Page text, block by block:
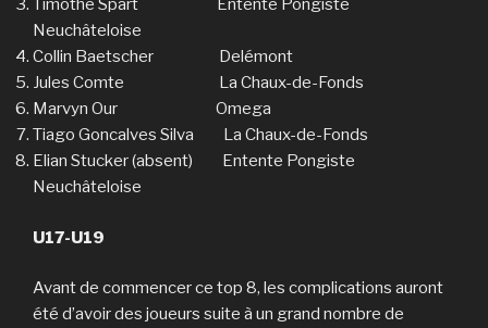
Timothé Spart Entente Pongiste
Neuchâteloise
Collin Baetscher Delémont
Jules Comte La Chaux-de-Fonds
Marvyn Our Omega
Tiago Goncalves Silva La Chaux-de-Fonds
Elian Stucker (absent) Entente Pongiste
Neuchâteloise
U17-U19
Avant de commencer ce top 8, les complications auront
été d’avoir des joueurs suite à un grand nombre de